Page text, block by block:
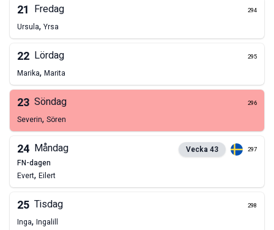
21 Fredag 294
Ursula, Yrsa
22 Lördag 295
Marika, Marita
23 Söndag 296
Severin, Sören
24 Måndag Vecka43 297
FN-dagen
Evert, Eilert
25 Tisdag 298
Inga, Ingalill